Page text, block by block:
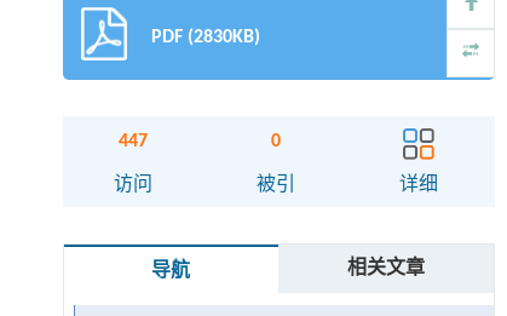
PDF (2830KB)
447
访问
0
被引 详细
导航 相关文章